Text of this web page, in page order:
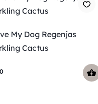
My Dog Regenjas
Cactus